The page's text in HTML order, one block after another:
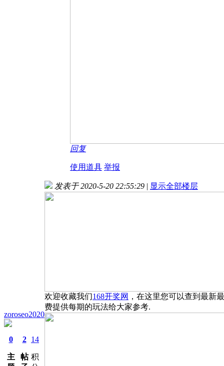
回复
使用道具 举报
zoroseo2020
0
主
2
帖
14
积
发表于 2020-5-20 22:55:29 | 显示全部楼层
欢迎收藏我们168开奖网 ，在这里您可以查到最新
费提供每期的玩法给大家参考.